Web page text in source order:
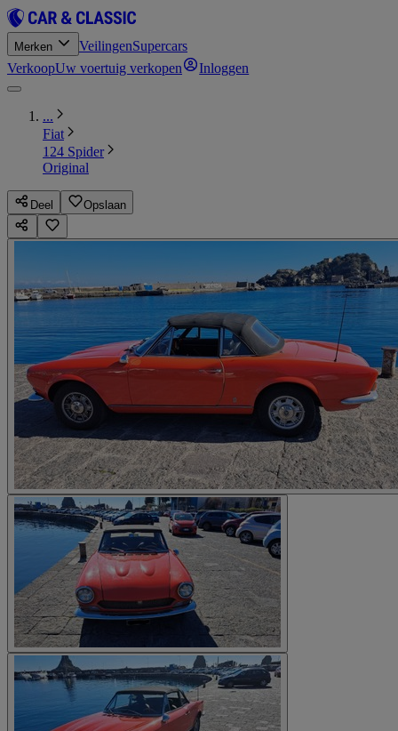
Merken VeilingenSupercars
VerkoopUw voertuig verkopen Inloggen
...
Fiat
124 Spider
Original
Deel Opslaan